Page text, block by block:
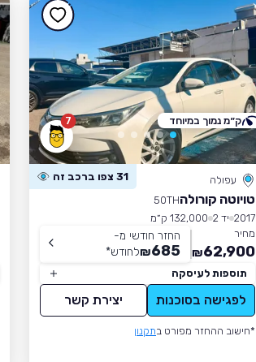
7
עפולה 31 צפו ברכב זה
טויוטה קורולה50TH
2017 יד 2
132,000 ק״מ
מחיר
62,900
₪
החזר חודשי מ-
685
₪לחודש*
תוספות לעיסקה
לפגישה בסוכנות יצירת קשר
*חישוב ההחזר מפורט בתקנון
ק״מ נמוך במיוחד